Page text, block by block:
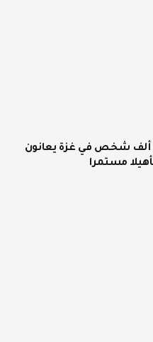
الإحصاء الفلسطيني: 42 ألف شخص في غزة يعانون
مستمرا